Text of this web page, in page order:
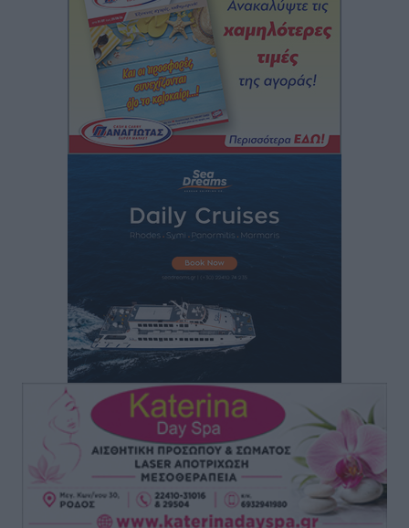
πριν 2 ώρες
Ακαθάριστα οικόπεδα: Τι γίνεται όταν ο ιδιοκτήτης
δεν τα καθαρίσει – Πώς κινούνται δήμοι και ΠΣ,
ποιος πληρώνει τον λογαριασμό
Τοπικές Ειδήσεις• πριν 2 ώρες
Πού κινούνται οι κρατήσεις last minute σε Ελλάδα
πριν 3 ώρες
Οδηγός στη Ρόδο τράκαρε σταθμευμένο αυτοκίνητο,
Τοπικές Ειδήσεις • πριν 3 ώρες
Το νέο Ειδικό Χωροταξικό για τον Τουρισμό
ξανασχεδιάζει τον επενδυτικό χάρτη της Ρόδου
Τοπικές Ειδήσεις πριν 4 ώρες
Γιάννης Βασιλάκης: «Η Πρωτοβάθμια Φροντίδα
Υγείας πρέπει να φτάνει σε κάθε γωνιά – Ενισχύουμε
τις δομές, δεν τις αποδυναμώνουμε»